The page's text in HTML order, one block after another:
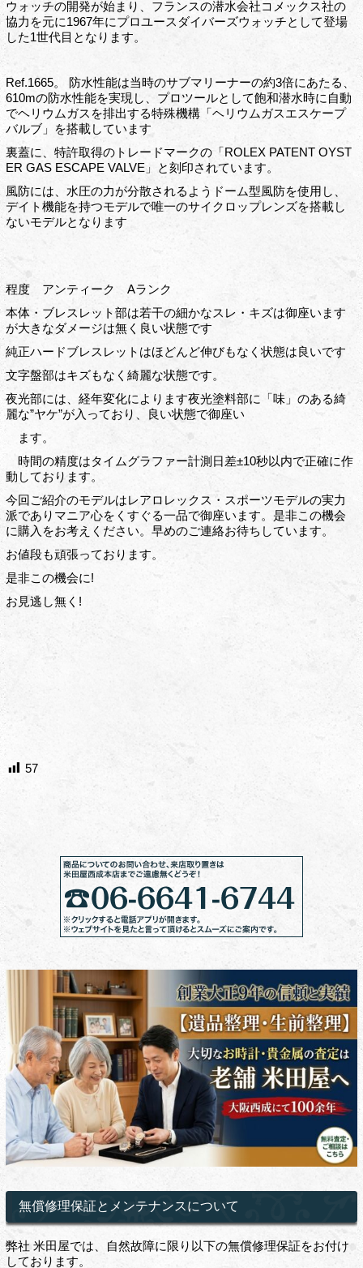
ウォッチの開発が始まり、フランスの潜水会社コメックス社の
協力を元に1967年にプロユースダイバーズウォッチとして登場
した1世代目となります。
Ref.1665。 防水性能は当時のサブマリーナーの約3倍にあたる、
610mの防水性能を実現し、プロツールとして飽和潜水時に自動
でヘリウムガスを排出する特殊機構「ヘリウムガスエスケープ
バルブ」を搭載しています
裏蓋に、特許取得のトレードマークの「ROLEX PATENT OYST
ER GAS ESCAPE VALVE」と刻印されています。
風防には、水圧の力が分散されるようドーム型風防を使用し、
デイト機能を持つモデルで唯一のサイクロップレンズを搭載し
ないモデルとなります
程度 アンティーク Aランク
本体・ブレスレット部は若干の細かなスレ・キズは御座います
が大きなダメージは無く良い状態です
純正ハードブレスレットはほどんど伸びもなく状態は良いです
文字盤部はキズもなく綺麗な状態です。
夜光部には、経年変化によります夜光塗料部に「味」のある綺
麗な”ヤケ”が入っており、良い状態で御座い
ます。
時間の精度はタイムグラファー計測日差±10秒以内で正確に作
動しております。
今回ご紹介のモデルはレアロレックス・スポーツモデルの実力
派でありマニア心をくすぐる一品で御座います。是非この機会
に購入をお考えください。早めのご連絡お待ちしています。
お値段も頑張っております。
是非この機会に!
お見逃し無く!
57
無償修理保証とメンテナンスについて
弊社 米田屋では、自然故障に限り以下の無償修理保証をお付け
しております。